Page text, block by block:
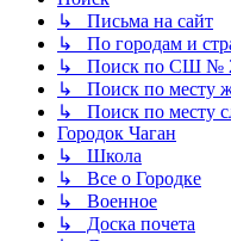
↳ Письма на сайт
↳ По городам и
↳ Поиск по СШ №
↳ Поиск по месту
↳ Поиск по месту
Городок Чаган
↳ Школа
↳ Все о Городке
↳ Военное
↳ Доска почета